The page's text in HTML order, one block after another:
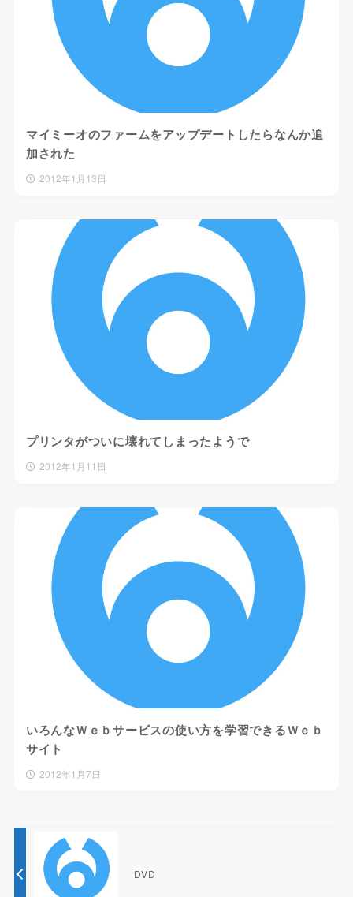
マイミーオのファームをアップデートしたらなんか追
加された
2012年1月13日
プリンタがついに壊れてしまったようで
2012年1月11日
いろんなＷｅｂサービスの使い方を学習できるＷｅｂ
サイト
2012年1月7日
DVD